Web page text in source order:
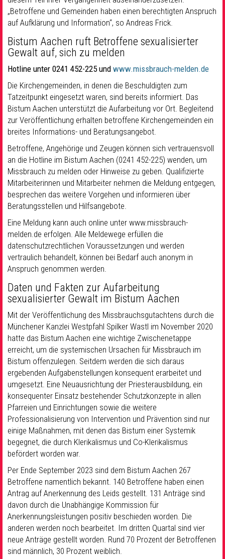
„Betroffene und Gemeinden haben einen berechtigten Anspruch
auf Aufklärung und Information“, so Andreas Frick.
Bistum Aachen ruft Betroffene sexualisierter
Gewalt auf, sich zu melden
Hotline unter 0241 452-225 und www.missbrauch-melden.de
Die Kirchengemeinden, in denen die Beschuldigten zum
Tatzeitpunkt eingesetzt waren, sind bereits informiert. Das
Bistum Aachen unterstützt die Aufarbeitung vor Ort. Begleitend
zur Veröffentlichung erhalten betroffene Kirchengemeinden ein
breites Informations- und Beratungsangebot.
Betroffene, Angehörige und Zeugen können sich vertrauensvoll
an die Hotline im Bistum Aachen (0241 452-225) wenden, um
Missbrauch zu melden oder Hinweise zu geben. Qualifizierte
Mitarbeiterinnen und Mitarbeiter nehmen die Meldung entgegen,
besprechen das weitere Vorgehen und informieren über
Beratungsstellen und Hilfsangebote.
Eine Meldung kann auch online unter www.missbrauch-
melden.de erfolgen. Alle Meldewege erfüllen die
datenschutzrechtlichen Voraussetzungen und werden
vertraulich behandelt, können bei Bedarf auch anonym in
Anspruch genommen werden.
Daten und Fakten zur Aufarbeitung
sexualisierter Gewalt im Bistum Aachen
Mit der Veröffentlichung des Missbrauchsgutachtens durch die
Münchener Kanzlei Westpfahl Spilker Wastl im November 2020
hatte das Bistum Aachen eine wichtige Zwischenetappe
erreicht, um die systemischen Ursachen für Missbrauch im
Bistum offenzulegen. Seitdem werden die sich daraus
ergebenden Aufgabenstellungen konsequent erarbeitet und
umgesetzt. Eine Neuausrichtung der Priesterausbildung, ein
konsequenter Einsatz bestehender Schutzkonzepte in allen
Pfarreien und Einrichtungen sowie die weitere
Professionalisierung von Intervention und Prävention sind nur
einige Maßnahmen, mit denen das Bistum einer Systemik
begegnet, die durch Klerikalismus und Co-Klerikalismus
befördert worden war.
Per Ende September 2023 sind dem Bistum Aachen 267
Betroffene namentlich bekannt. 140 Betroffene haben einen
Antrag auf Anerkennung des Leids gestellt. 131 Anträge sind
davon durch die Unabhängige Kommission für
Anerkennungsleistungen positiv beschieden worden. Die
anderen werden noch bearbeitet. Im dritten Quartal sind vier
neue Anträge gestellt worden. Rund 70 Prozent der Betroffenen
sind männlich, 30 Prozent weiblich.